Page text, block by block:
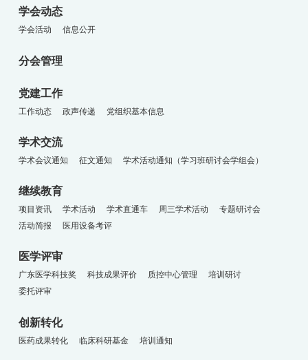
学会动态
学会活动 信息公开
分会管理
党建工作
工作动态 政声传递 党组织基本信息
学术交流
学术会议通知 征文通知 学术活动通知（学习班研讨会学组会）
继续教育
项目资讯 学术活动 学术直通车 周三学术活动
专题研讨会
活动简报
医用设备考评
医学评审
广东医学科技奖 科技成果评价 质控中心管理
培训研讨
委托评审
创新转化
医药成果转化 临床科研基金 培训通知